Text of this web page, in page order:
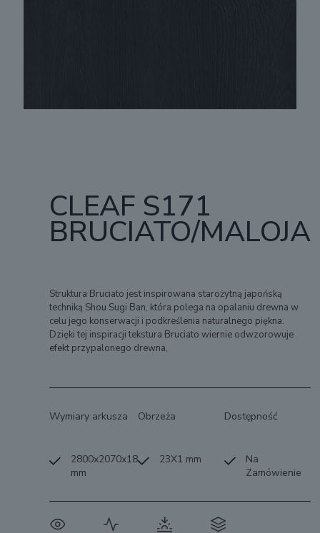
CLEAF S171
BRUCIATO/MALOJA
Struktura Bruciato jest inspirowana starożytną japońską
techniką Shou Sugi Ban, która polega na opalaniu drewna w
celu jego konserwacji i podkreślenia naturalnego piękna.
Dzięki tej inspiracji tekstura Bruciato wiernie odwzorowuje
efekt przypalonego drewna,
Wymiary arkusza
2800x2070x18
mm
Obrzeża
23X1 mm
Dostępność
Na
Zamówienie